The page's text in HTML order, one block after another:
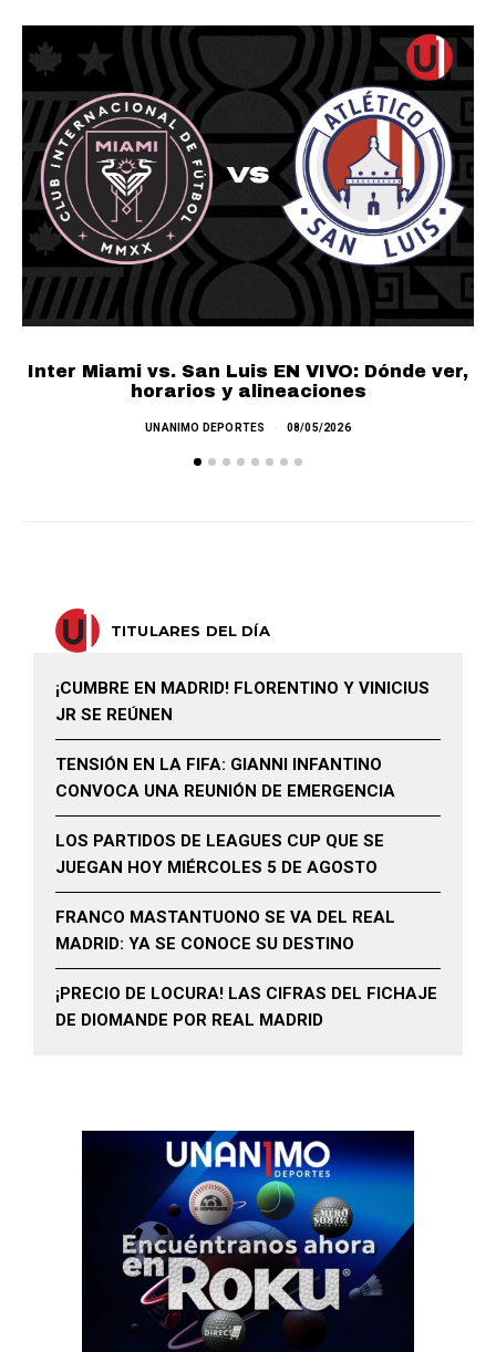
Inter Miami vs. San Luis EN VIVO: Dónde ver,
horarios y alineaciones
UNANIMO DEPORTES 08/05/2026
TITULARES DEL DÍA
¡CUMBRE EN MADRID! FLORENTINO Y VINICIUS
JR SE REÚNEN
TENSIÓN EN LA FIFA: GIANNI INFANTINO
CONVOCA UNA REUNIÓN DE EMERGENCIA
LOS PARTIDOS DE LEAGUES CUP QUE SE
JUEGAN HOY MIÉRCOLES 5 DE AGOSTO
FRANCO MASTANTUONO SE VA DEL REAL
MADRID: YA SE CONOCE SU DESTINO
¡PRECIO DE LOCURA! LAS CIFRAS DEL FICHAJE
DE DIOMANDE POR REAL MADRID